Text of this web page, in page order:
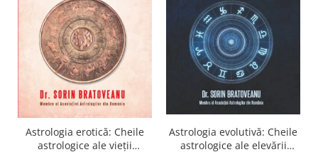
Astrologia erotică: Cheile
astrologice ale vieții
Astrologia evolutivă: Cheile
astrologice ale elevării